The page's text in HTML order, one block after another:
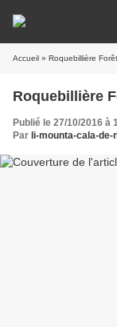
Accueil » Roquebillière
Roquebillière
Publié le 27/10/2016 à
Par li-mounta-cala-de-